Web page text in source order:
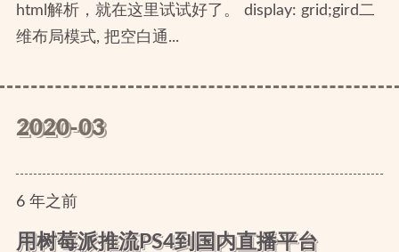
html解析，就在这里试试好了。 display: grid;gird二
维布局模式, 把空白通...
2020-03
6年之前
用树莓派推流PS4到国内直播平台